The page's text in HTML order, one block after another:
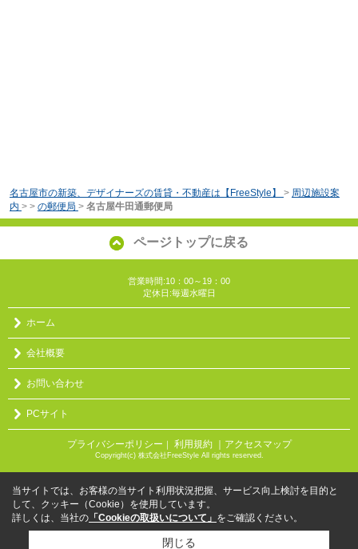
名古屋市の新築、デザイナーズの賃貸・不動産は【FreeStyle】 > 周辺施設案
内 > > の郵便局 > 名古屋牛田通郵便局
ページトップに戻る
営業時間:10：00～19：00
定休日:毎週水曜日
ホーム
会社概要
お問い合わせ
PCサイト
プライバシーポリシー 利用規約 ｜アクセスマップ
Copyright(c) 株式会社FreeStyle All rights reserved.
当サイトでは、お客様の当サイト利用状況把握、サービス向上検討を目的と
して、クッキー（Cookie）を使用しています。
詳しくは、当社の 「Cookieの取扱いについて」 をご確認ください。
閉じる